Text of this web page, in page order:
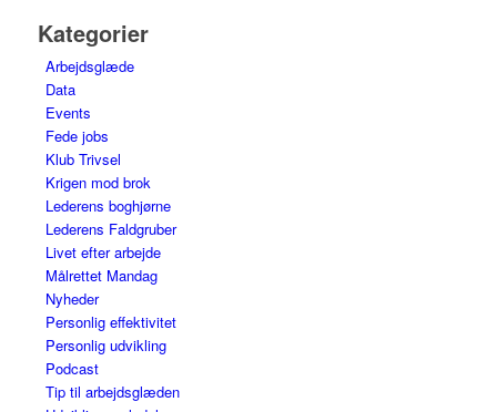
Kategorier
Arbejdsglæde
Data
Events
Fede jobs
Klub Trivsel
Krigen mod brok
Lederens boghjørne
Lederens Faldgruber
Livet efter arbejde
Målrettet Mandag
Nyheder
Personlig effektivitet
Personlig udvikling
Podcast
Tip til arbejdsglæden